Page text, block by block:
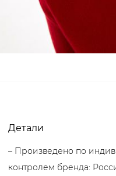
Детали
– Произведено по
контролем бренда: